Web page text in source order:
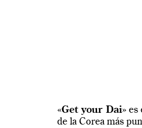
«Get your Dai» es
de la Corea más